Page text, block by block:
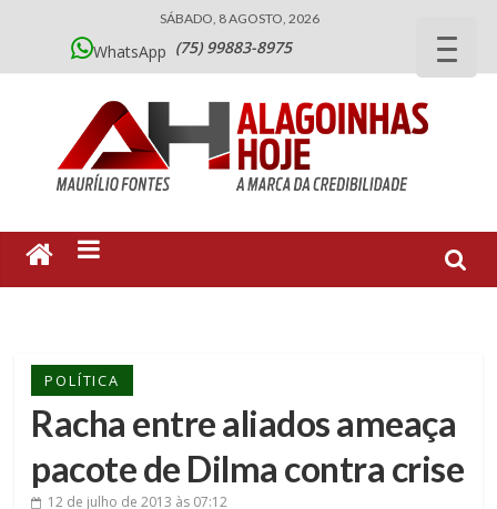
SÁBADO, 8 AGOSTO, 2026
WhatsApp (75) 99883-8975
POLÍTICA
Racha entre aliados ameaça
pacote de Dilma contra crise
12 de julho de 2013 às 07:12